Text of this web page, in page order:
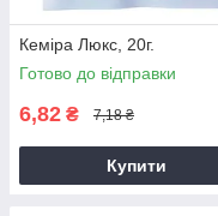
Кеміра Люкс, 20г.
Готово до відправки
6,82 ₴ 7,18 ₴
Купити